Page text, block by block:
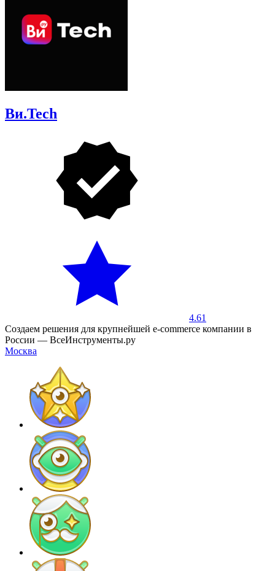
Ви.Tech
4.61
Создаем решения для крупнейшей e-commеrce компании в
России — ВсеИнструменты.ру
Москва